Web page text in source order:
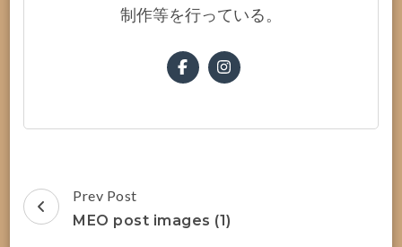
制作等を行っている。
Post
Navigation
Prev Post
MEO post images (1)